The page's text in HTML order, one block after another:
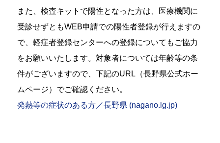
また、検査キットで陽性となった方は、医療機関に
受診せずともWEB申請での陽性者登録が行えますの
で、軽症者登録センターへの登録についてもご協力
をお願いいたします。対象者については年齢等の条
件がございますので、下記のURL（長野県公式ホー
ムページ）でご確認ください。
発熱等の症状のある方／長野県 (nagano.lg.jp)